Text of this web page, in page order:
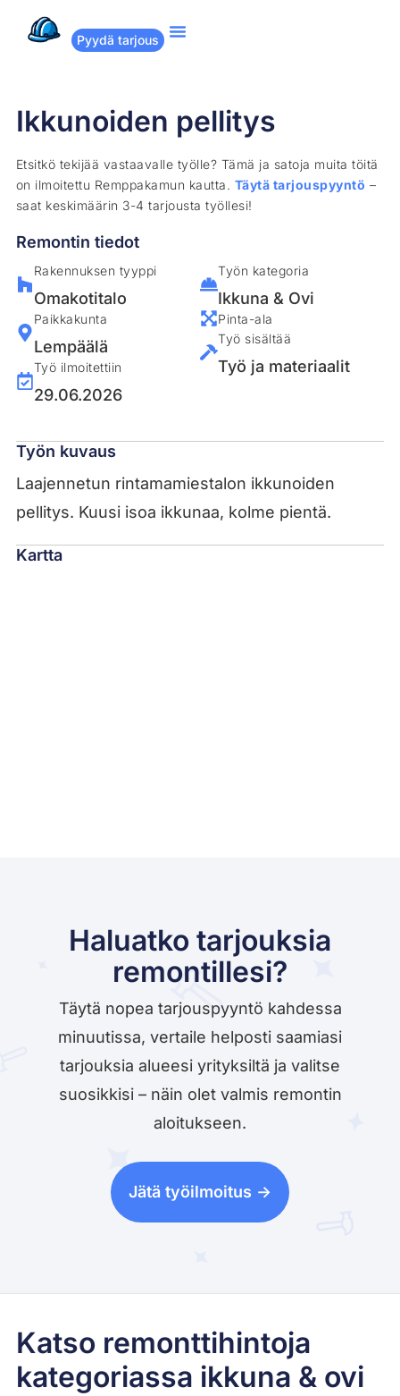
Pyydä tarjous
Ikkunoiden pellitys
Etsitkö tekijää vastaavalle työlle? Tämä ja satoja muita töitä
on ilmoitettu Remppakamun kautta. Täytä tarjouspyyntö –
saat keskimäärin 3-4 tarjousta työllesi!
Remontin tiedot
Rakennuksen tyyppi
Omakotitalo
Paikkakunta
Lempäälä
Työ ilmoitettiin
29.06.2026
Työn kategoria
Ikkuna & Ovi
Pinta-ala
Työ sisältää
Työ ja materiaalit
Työn kuvaus
Laajennetun rintamamiestalon ikkunoiden
pellitys. Kuusi isoa ikkunaa, kolme pientä.
Kartta
Haluatko tarjouksia
remontillesi?
Täytä nopea tarjouspyyntö kahdessa
minuutissa, vertaile helposti saamiasi
tarjouksia alueesi yrityksiltä ja valitse
suosikkisi – näin olet valmis remontin
aloitukseen.
Jätä työilmoitus ->
Katso remonttihintoja
kategoriassa ikkuna & ovi